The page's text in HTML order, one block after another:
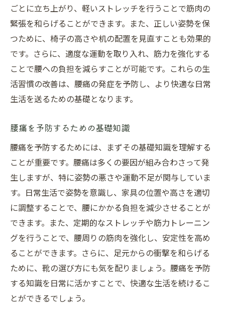
腰痛原因の特定とその治療の流れ
効果的な腰痛治療のための診断プロセス
腰痛の原因に基づく標準治療の選定
原因を見つけて根本から改善する方法
テクノロジーで進化する腰痛治療の可能性を探
る
腰痛治療における最新テクノロジーの活用
治療に役立つテクノロジー装置の紹介
腰痛治療のための革新的技術の役割
テクノロジーで実現する個別化治療の未来
腰痛治療に影響を与えるテクノロジーの進
歩
腰痛からの解放を目指すために知っておきたい
治療情報
腰痛克服のための最新情報
定期的なフォローアップの重要性
ごとに立ち上がり、軽いストレッチを行うことで筋肉の
緊張を和らげることができます。また、正しい姿勢を保
つために、椅子の高さや机の配置を見直すことも効果的
です。さらに、適度な運動を取り入れ、筋力を強化する
ことで腰への負担を減らすことが可能です。これらの生
活習慣の改善は、腰痛の発症を予防し、より快適な日常
生活を送るための基礎となります。
腰痛を予防するための基礎知識
腰痛を予防するためには、まずその基礎知識を理解する
ことが重要です。腰痛は多くの要因が組み合わさって発
生しますが、特に姿勢の悪さや運動不足が関与していま
す。日常生活で姿勢を意識し、家具の位置や高さを適切
に調整することで、腰にかかる負担を減少させることが
できます。また、定期的なストレッチや筋力トレーニン
グを行うことで、腰周りの筋肉を強化し、安定性を高め
ることができます。さらに、足元からの衝撃を和らげる
ために、靴の選び方にも気を配りましょう。腰痛を予防
する知識を日常に活かすことで、快適な生活を続けるこ
とができるでしょう。